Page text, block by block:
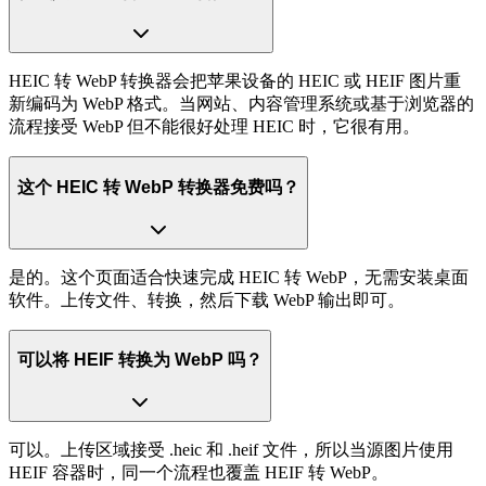
HEIC 转 WebP 转换器会把苹果设备的 HEIC 或 HEIF 图片重
新编码为 WebP 格式。当网站、内容管理系统或基于浏览器的
流程接受 WebP 但不能很好处理 HEIC 时，它很有用。
这个 HEIC 转 WebP 转换器免费吗？
是的。这个页面适合快速完成 HEIC 转 WebP，无需安装桌面
软件。上传文件、转换，然后下载 WebP 输出即可。
可以将 HEIF 转换为 WebP 吗？
可以。上传区域接受 .heic 和 .heif 文件，所以当源图片使用
HEIF 容器时，同一个流程也覆盖 HEIF 转 WebP。